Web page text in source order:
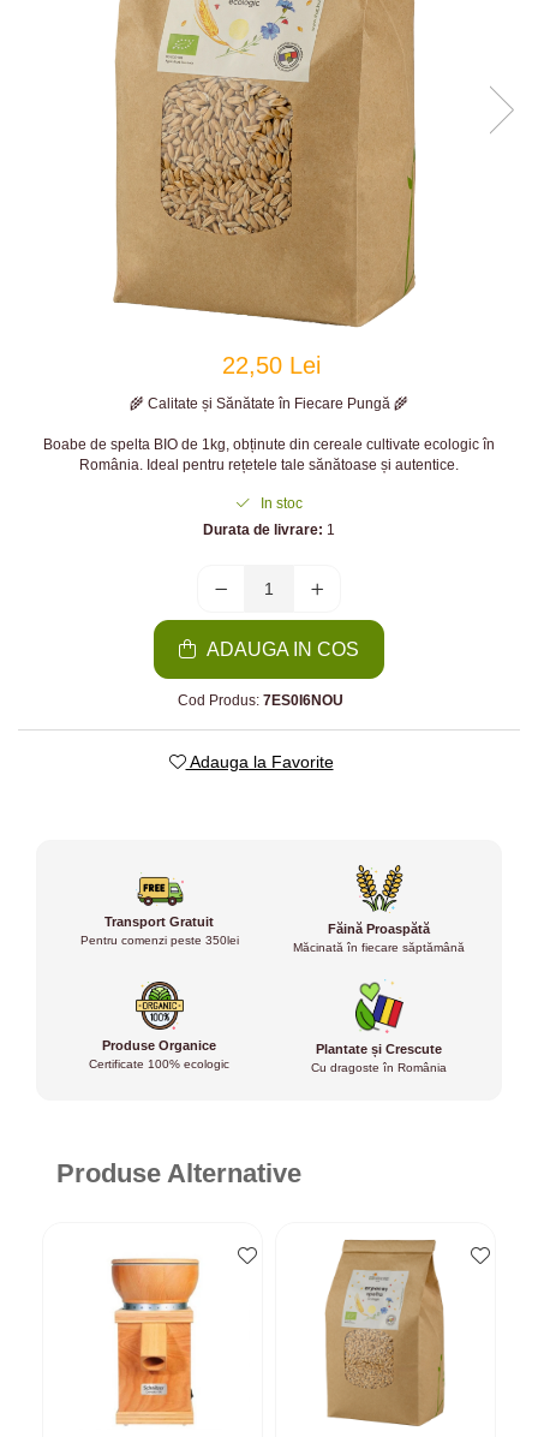
22,50 Lei
🌾 Calitate și Sănătate în Fiecare Pungă 🌾
Boabe de spelta BIO de 1kg, obținute din cereale cultivate ecologic în
România. Ideal pentru rețetele tale sănătoase și autentice.
In stoc
Durata de livrare: 1
ADAUGA IN COS
Cod Produs: 7ES0I6NOU
Adauga la Favorite
Transport Gratuit
Pentru comenzi peste 350lei
Făină Proaspătă
Măcinată în fiecare săptămână
Produse Organice
Certificate 100% ecologic
Plantate și Crescute
Cu dragoste în România
Produse Alternative